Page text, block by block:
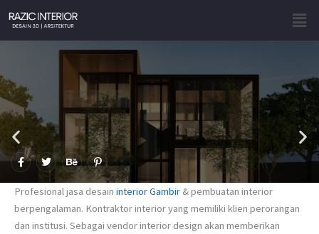
content
F
a
e
b
o
k
T
w
t
t
e
r
B
e
h
a
n
c
P
i
n
t
e
r
s
Profesional jasa desain interior Gambir & pembuatan interior
berpengalaman. Kontraktor interior yang memiliki klien perorangan
dan institusi. Sebagai vendor interior design akan memberikan